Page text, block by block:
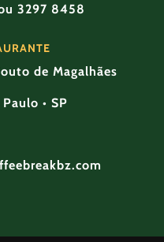
3297 8458
de Magalhães
• SP